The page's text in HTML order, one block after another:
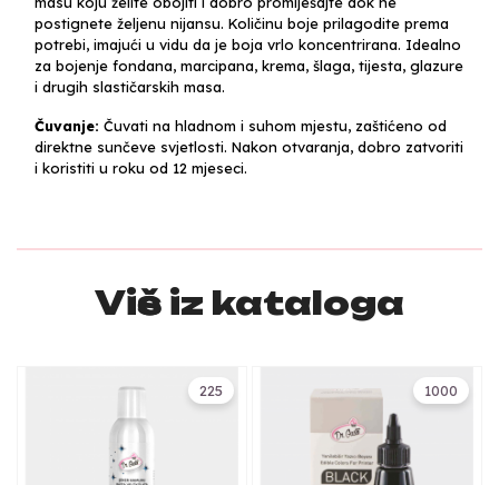
postignete željenu nijansu. Količinu boje prilagodite prema
potrebi, imajući u vidu da je boja vrlo koncentrirana. Idealno
za bojenje fondana, marcipana, krema, šlaga, tijesta, glazure
i drugih slastičarskih masa.
Čuvanje: Čuvati na hladnom i suhom mjestu, zaštićeno od
direktne sunčeve svjetlosti. Nakon otvaranja, dobro zatvoriti
i koristiti u roku od 12 mjeseci.
Više iz kataloga
225 1000